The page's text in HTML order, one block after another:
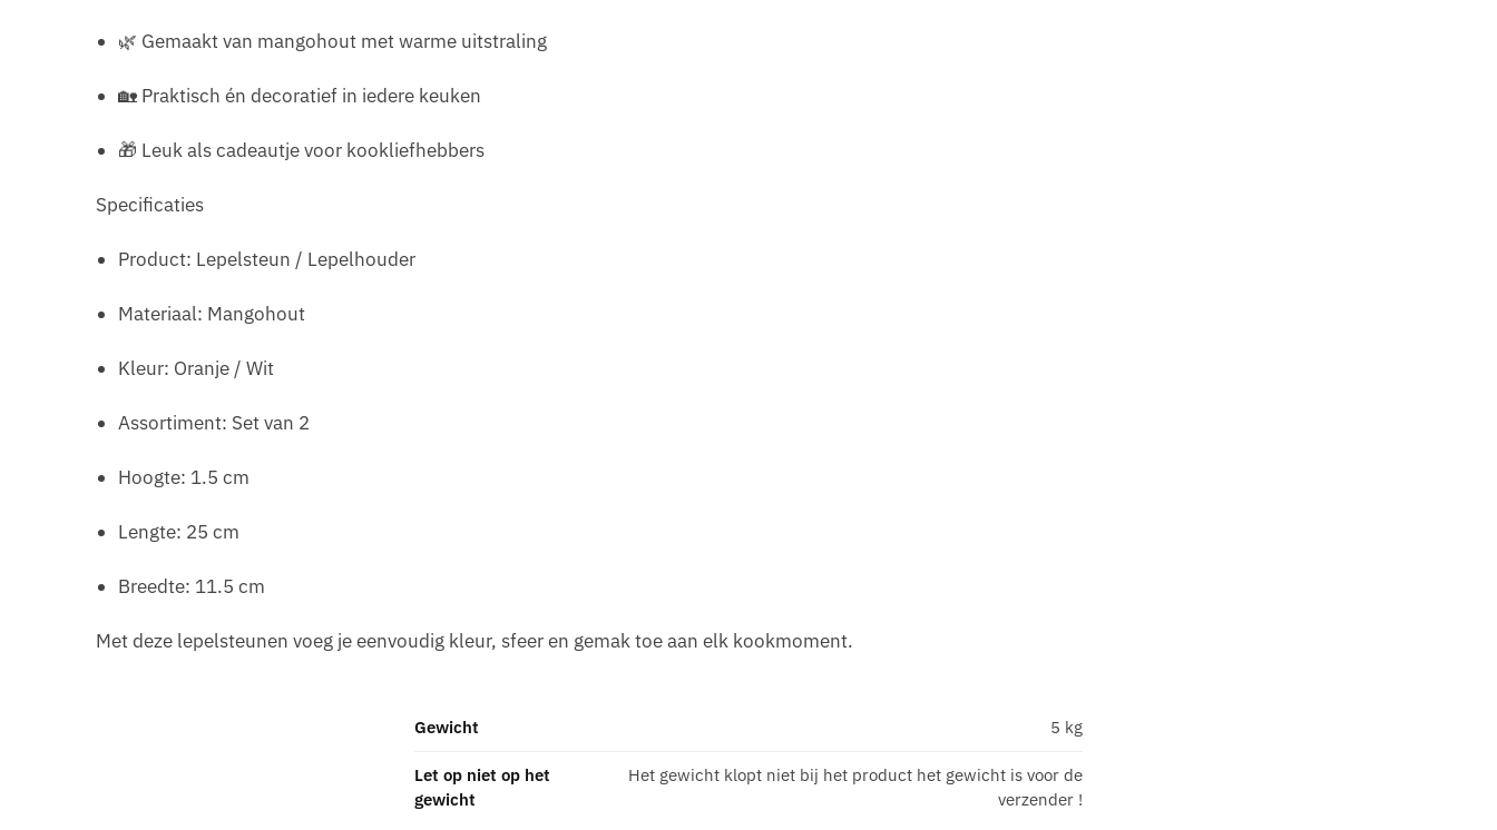
🌿 Gemaakt van mangohout met warme uitstraling
🏡 Praktisch én decoratief in iedere keuken
🎁 Leuk als cadeautje voor kookliefhebbers
Specificaties
Product: Lepelsteun / Lepelhouder
Materiaal: Mangohout
Kleur: Oranje / Wit
Assortiment: Set van 2
Hoogte: 1.5 cm
Lengte: 25 cm
Breedte: 11.5 cm
Met deze lepelsteunen voeg je eenvoudig kleur, sfeer en gemak toe aan elk kookmoment.
Gewicht 5 kg
Let op niet op het
gewicht
Het gewicht klopt niet bij het product het gewicht is voor de
verzender !